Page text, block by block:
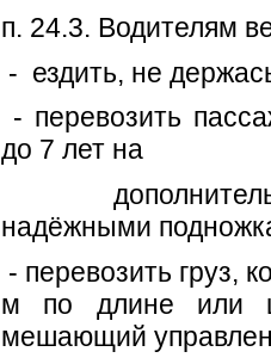
п. 24.3. Водителям
- ездить, не
- перевозить
до 7 лет на
надёжными
- перевозить груз,
м по длине или
мешающий